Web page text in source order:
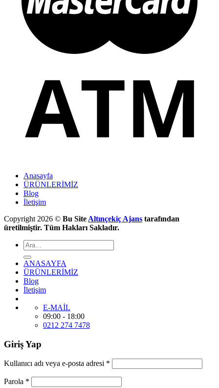
Anasayfa
ÜRÜNLERİMİZ
Blog
İletişim
Copyright 2026 © Bu Site Altınçekiç Ajans tarafından
üretilmiştir. Tüm Hakları Sakladır.
ANASAYFA
ÜRÜNLERİMİZ
Blog
İletişim
E-MAİL
09:00 - 18:00
0212 274 7478
Giriş Yap
Kullanıcı adı veya e-posta adresi *
Parola *